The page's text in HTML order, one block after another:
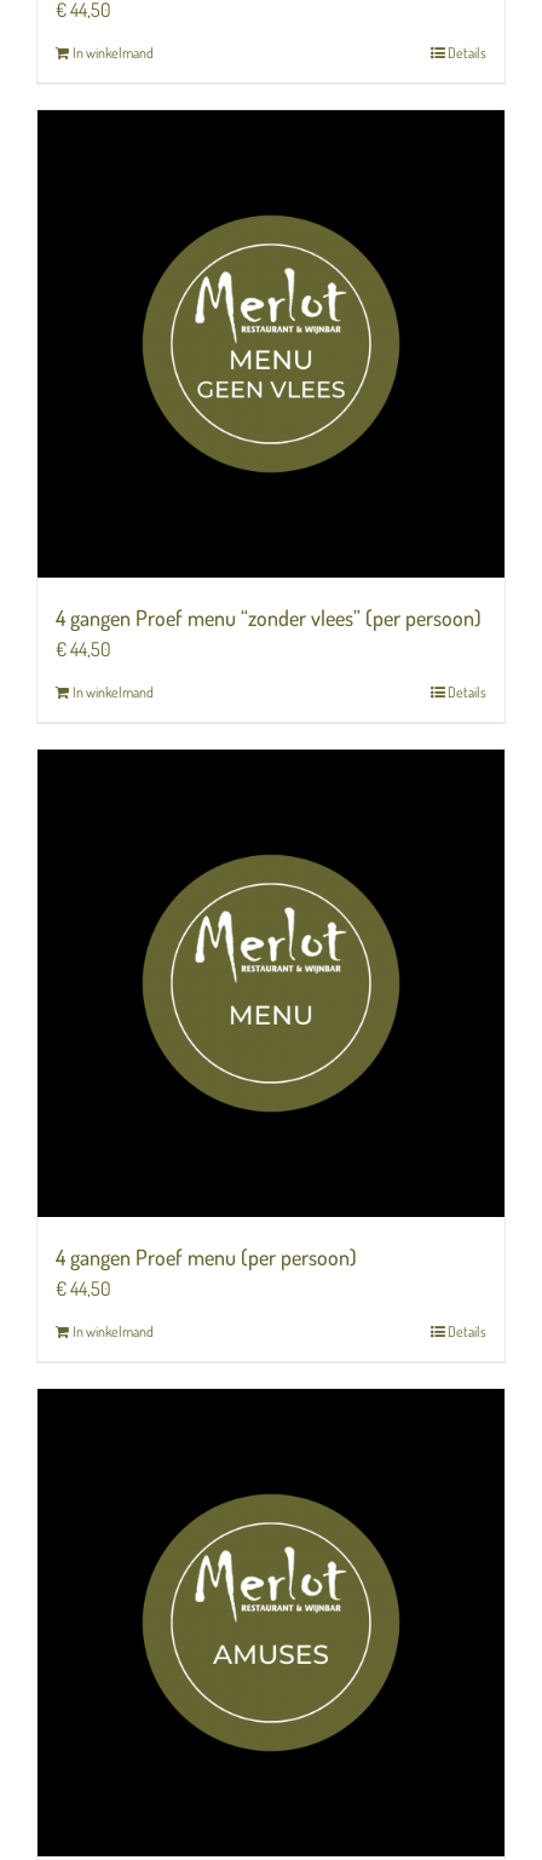
€44,50
In winkelmand Details
4 gangen Proef menu “zonder vlees” (per persoon)
€44,50
In winkelmand Details
4 gangen Proef menu (per persoon)
€44,50
In winkelmand Details